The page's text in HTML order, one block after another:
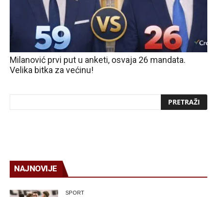
Milanović prvi put u anketi, osvaja 26 mandata.
Velika bitka za većinu!
NAJNOVIJE
SPORT